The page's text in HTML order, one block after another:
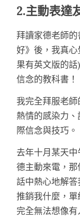
2.主動表達
拜讀家德老師
好》後，我真
果有英文版的
信念的教科書！
我完全拜服老
熱情的感染力
際信念與技巧。
去年十月某天
德主動來電，
話中熱心地解
推銷我什麼，
完全無法想像